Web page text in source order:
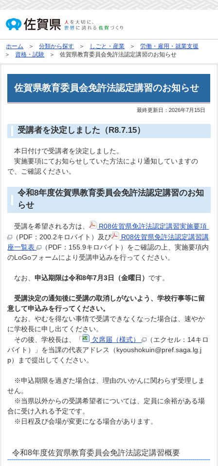
ホーム 分類から探す しごと・産業
労働・雇用・就業支援
資格・試験
佐賀県教育委員会免許法認定講習のお知らせ
佐賀県教育委員会免許法認定講習のお知らせ
最終更新日：2026年7月15日
受講者を決定しました（R8.7.15）
本日付けで受講者を決定しました。
実施要項にてお知らせしていた方法により通知していますの
で、ご確認ください。
令和8年度佐賀県教育委員会免許法認定講習のお知
らせ
受講を希望される方は、
R08佐賀県免許法認定講習実施要項
（PDF：200.2キロバイト）及び
R08佐賀県免許法認定講習講
座一覧表
（PDF：155.9キロバイト）をご確認の上、実施要項内
のLoGoフォームにより受講申込みを行ってください。
なお、申込期限は令和8年7月3日（金曜日） です。
受講決定の通知後に受講の取消しがないよう、学校行事等に留
意して申込みを行ってください。
なお、やむを得ない事情で受講できなくなった場合は、速やか
に学校長に申し出てください。
その後、学校長は、「
欠席届（様式）
（エクセル：14キロ
バイト）」を当課の代表アドレス（kyoushokuin@pref.saga.lg.j
p）まで提出してください。
※申込期限を過ぎた場合は、理由のいかんに関わらず受理しま
せん。
※当県以外からの受講希望者については、定員に余裕がある場
合に受け入れる予定です。
※日程及び会場が変更になる場合があります。
令和8年度佐賀県教育委員会免許法認定講習概要